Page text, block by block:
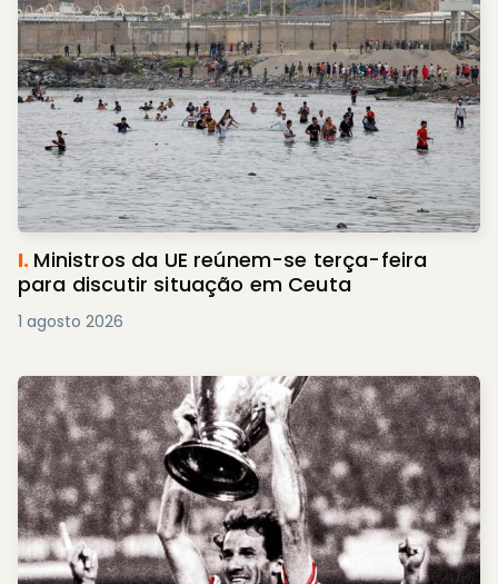
I. Ministros da UE reúnem-se terça-feira
para discutir situação em Ceuta
1 agosto 2026